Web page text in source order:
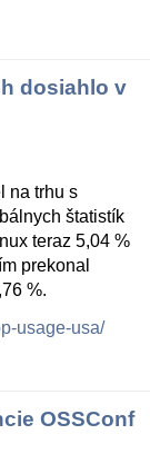
dosiahlo v
na trhu s
štatistík
teraz 5,04 %
prekonal
%.
usage-usa/
OSSConf